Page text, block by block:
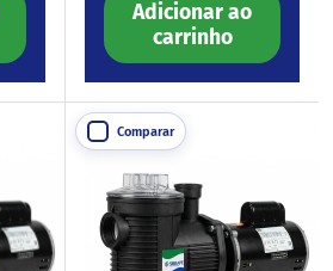
Adicionar ao
carrinho
Comparar